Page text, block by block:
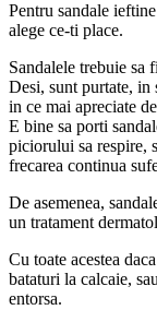
Pentru sandale
alege ce-ti place.
Sandalele trebuie sa
Desi, sunt purtate, in
in ce mai apreciate
E bine sa porti
piciorului sa respire,
frecarea continua
De asemenea,
un tratament
Cu toate acestea
bataturi la calcaie,
entorsa.